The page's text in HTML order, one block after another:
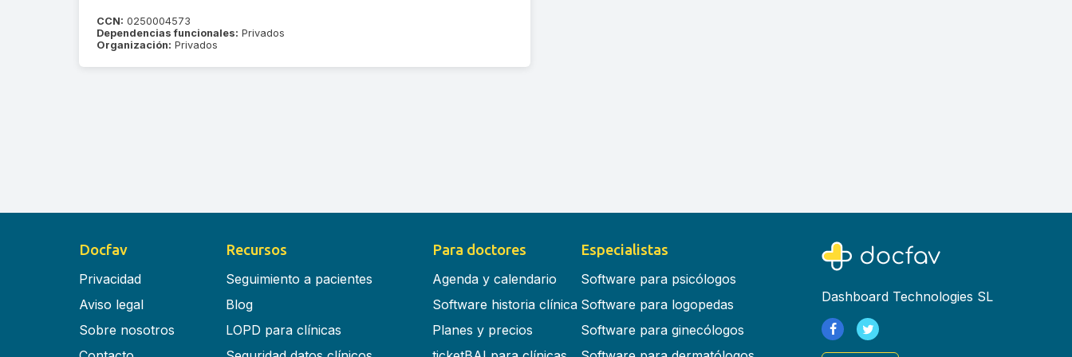
CCN: 0250004573
Dependencias funcionales: Privados
Organización: Privados
Docfav
Privacidad
Aviso legal
Sobre nosotros
Recursos
Seguimiento a pacientes
Blog
LOPD para clínicas
Para doctores
Agenda y calendario
Software historia clínica
Planes y precios
Especialistas
Software para psicólogos
Software para logopedas
Software para ginecólogos
Dashboard Technologies SL